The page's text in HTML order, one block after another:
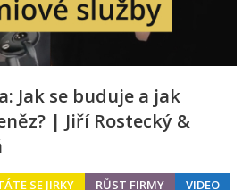
Jak se buduje a jak
| Jiří Rostecký &
SE JIRKY RŮST FIRMY VIDEO